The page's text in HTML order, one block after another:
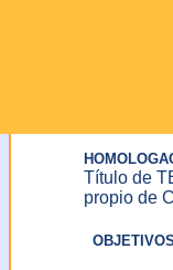
Título de
propio de